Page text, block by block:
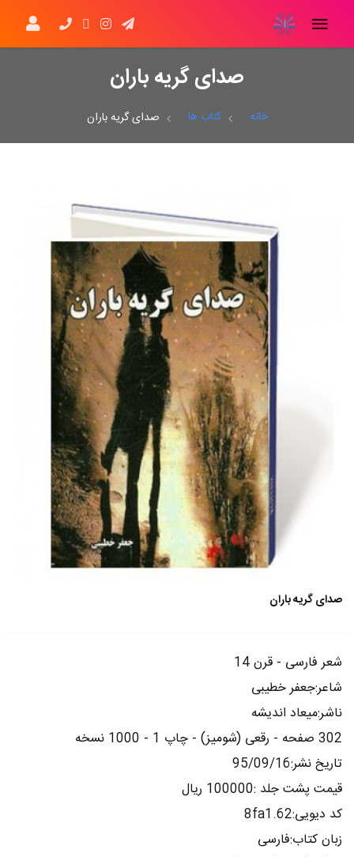
صدای گریه باران
خانه کتاب ها صدای گریه باران
صدای گریه باران
شعر فارسی - قرن 14
شاعر:جعفر خطیبی
ناشر:میعاد اندیشه
302 صفحه - رقعی (شومیز) - چاپ 1 - 1000 نسخه
تاریخ نشر:95/09/16
قیمت پشت جلد :100000 ریال
کد دیویی:8fa1.62
زبان کتاب:فارسی